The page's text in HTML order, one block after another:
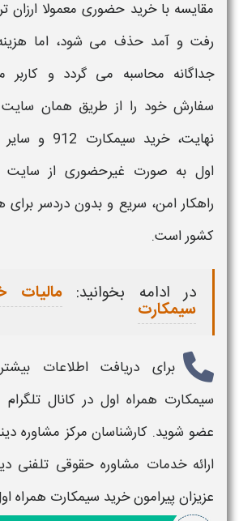
مقایسه باخرید حضوری معمولاارزان
رفت و آمد حذف می شود، اما
جداگانه محاسبه می گردد و
سفارش خود را از طریق همان سایت
نهایت،خرید سیمکارت 912 و
اول
راهکار امن، سریع و بدون دردسر برای
کشور است.
در ادامه بخوانید:
سیمکارت
برای دریافت اطلاعات
سیمکارت همراه اول در کانال
عضو شوید. کارشناسان مرکز مشاوره دینا
ارائه خدمات مشاوره حقوقی تلفنی
عزیزان پیرامونخرید سیمکارت همراه